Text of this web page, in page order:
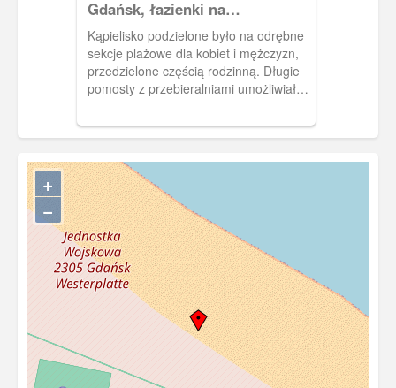
Gdańsk, łazienki na
Westerplatte
Kąpielisko podzielone było na odrębne
sekcje plażowe dla kobiet i mężczyzn,
przedzielone częścią rodzinną. Długie
pomosty z przebieralniami umożliwiały
potrzeby przechodzenia w stroju
kąpielowym po piasku pomiędzy innymi
gośćmi. Obieg 1914 r.
+
−